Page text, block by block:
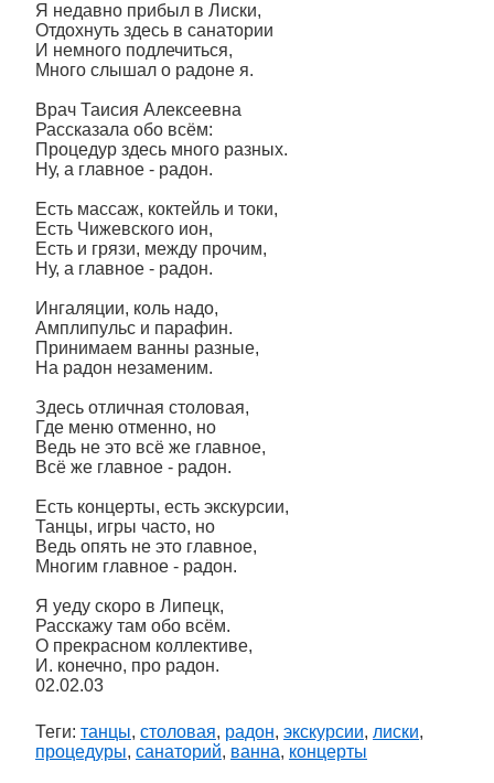
Я недавно прибыл в Лиски,
Отдохнуть здесь в санатории
И немного подлечиться,
Много слышал о радоне я.
Врач Таисия Алексеевна
Рассказала обо всём:
Процедур здесь много разных.
Ну, а главное - радон.
Есть массаж, коктейль и токи,
Есть Чижевского ион,
Есть и грязи, между прочим,
Ну, а главное - радон.
Ингаляции, коль надо,
Амплипульс и парафин.
Принимаем ванны разные,
На радон незаменим.
Здесь отличная столовая,
Где меню отменно, но
Ведь не это всё же главное,
Всё же главное - радон.
Есть концерты, есть экскурсии,
Танцы, игры часто, но
Ведь опять не это главное,
Многим главное - радон.
Я уеду скоро в Липецк,
Расскажу там обо всём.
О прекрасном коллективе,
И. конечно, про радон.
02.02.03
Теги: танцы, столовая, радон, экскурсии, лиски,
процедуры, санаторий, ванна, концерты